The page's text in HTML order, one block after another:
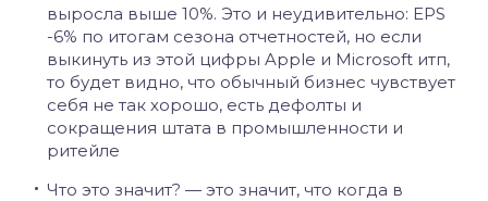
выросла выше 10%. Это и неудивительно: EPS
-6% по итогам сезона отчетностей, но если
выкинуть из этой цифры Apple и Microsoft итп,
то будет видно, что обычный бизнес чувствует
себя не так хорошо, есть дефолты и
сокращения штата в промышленности и
ритейле
Что это значит? — это значит, что когда в